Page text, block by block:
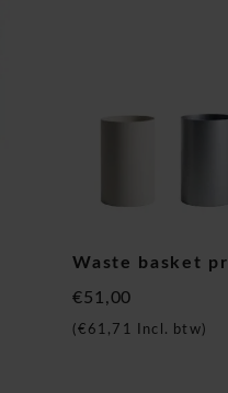
Waste basket
€51,00
€61,71 Incl. btw)